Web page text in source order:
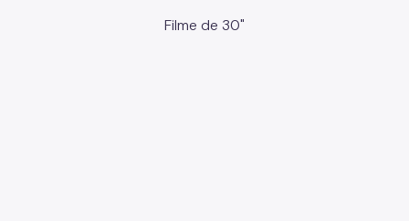
Filme de 30"